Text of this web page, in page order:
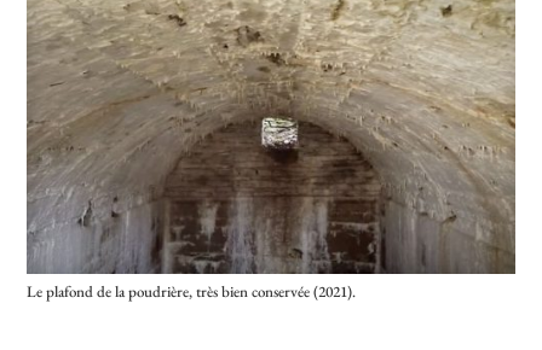
Le plafond de la poudrière, très bien conservée (2021).